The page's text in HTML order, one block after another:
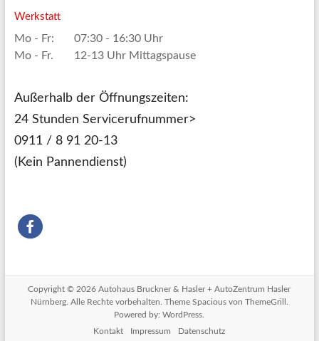
Werkstatt
Mo - Fr:
07:30 - 16:30 Uhr
Mo - Fr.
12-13 Uhr Mittagspause
Außerhalb der Öffnungszeiten:
24 Stunden Servicerufnummer>
0911 / 8 91 20-13
(Kein Pannendienst)
Copyright © 2026Autohaus Bruckner & Hasler + AutoZentrum Hasler
Nürnberg. Alle Rechte vorbehalten. Theme Spaciousvon ThemeGrill.
Powered by:WordPress
Kontakt
Impressum Datenschutz